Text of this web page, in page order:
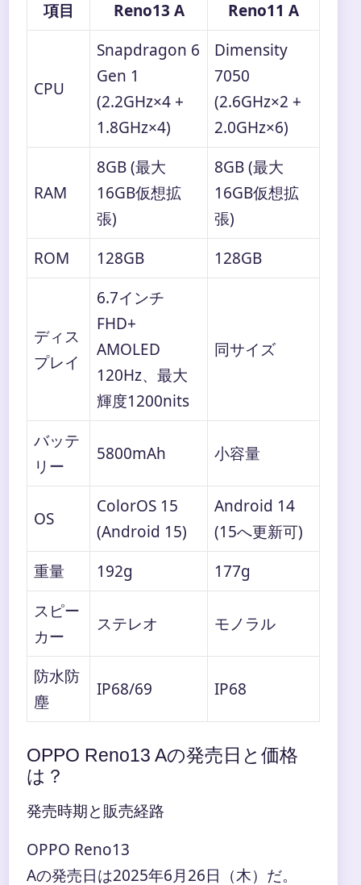
項目 Reno13 A Reno11 A
CPU
Snapdragon 6
Gen 1
(2.2GHz×4 +
1.8GHz×4)
Dimensity
7050
(2.6GHz×2 +
2.0GHz×6)
RAM
8GB (最大
16GB仮想拡
張)
8GB (最大
16GB仮想拡
張)
ROM
128GB 128GB
ディス
プレイ
6.7インチ
FHD+
AMOLED
120Hz、最大
輝度1200nits
同サイズ
バッテ
リー
5800mAh 小容量
OS
ColorOS 15
(Android 15)
Android 14
(15へ更新可)
重量
192g
177g
スピー
カー
ステレオ モノラル
防水防
塵
IP68/69 IP68
OPPO Reno13 Aの発売日と価格
は？
発売時期と販売経路
OPPO Reno13
Aの発売日は2025年6月26日（木）だ。